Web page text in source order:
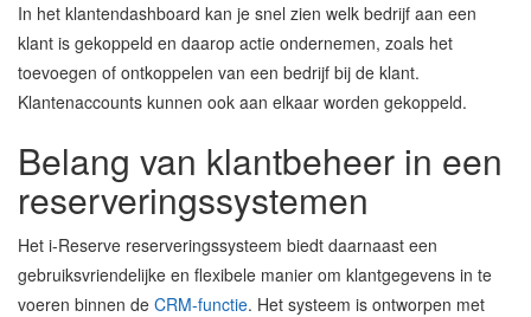
In het klantendashboard kan je snel zien welk bedrijf aan een
klant is gekoppeld en daarop actie ondernemen, zoals het
toevoegen of ontkoppelen van een bedrijf bij de klant.
Klantenaccounts kunnen ook aan elkaar worden gekoppeld.
Belang van klantbeheer in een
reserveringssystemen
Het i-Reserve reserveringssysteem biedt daarnaast een
gebruiksvriendelijke en flexibele manier om klantgegevens in te
voeren binnen de CRM-functie. Het systeem is ontworpen met